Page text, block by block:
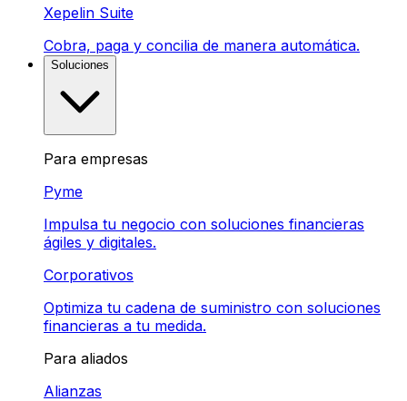
Xepelin Suite
Cobra, paga y concilia de manera automática.
Soluciones
Para empresas
Pyme
Impulsa tu negocio con soluciones financieras
ágiles y digitales.
Corporativos
Optimiza tu cadena de suministro con soluciones
financieras a tu medida.
Para aliados
Alianzas